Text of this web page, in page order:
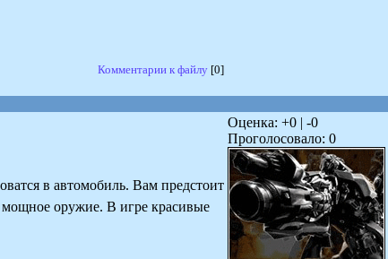
Комментарии к файлу [0]
в автомобиль. Вам предстоит
мощное оружие. В игре красивые
Оценка: +0 | -0
Проголосовало: 0